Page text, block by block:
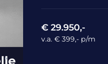
€ 29.950,-
v.a. € 399,- p/m